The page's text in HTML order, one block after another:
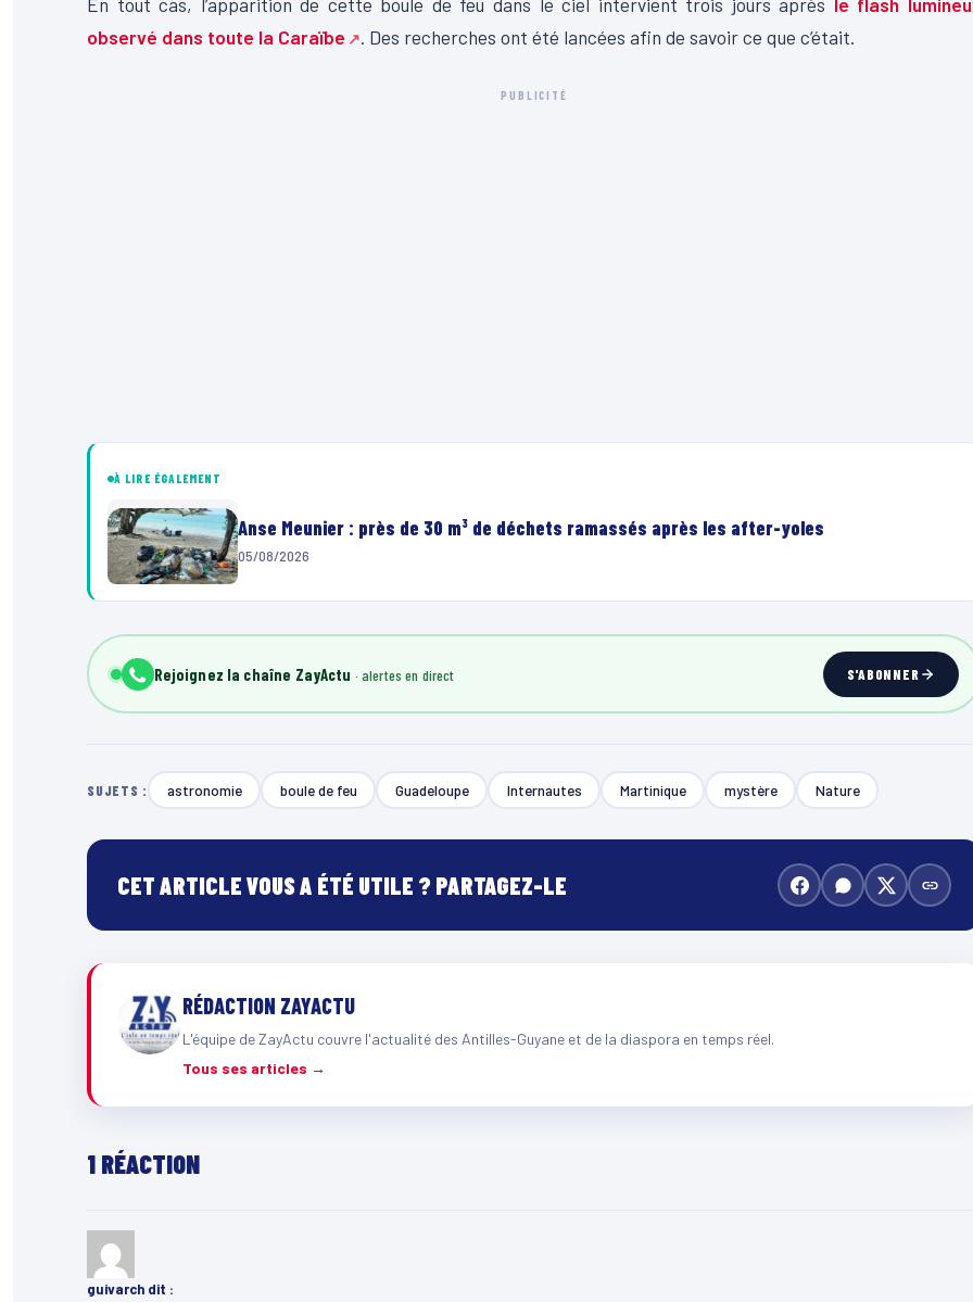
vidéo
observé dans toute la Caraïbe
. Des recherches ont été lancées afin de savoir ce que c’était.
PUBLICITÉ
À LIRE ÉGALEMENT
Anse Meunier : près de 30 m³ de déchets ramassés après les after-yoles
05/08/2026
Rejoignez la chaîne ZayActu S'ABONNER
SUJETS : astronomie boule de feu Guadeloupe Internautes Martinique mystère Nature
CET ARTICLE VOUS A ÉTÉ UTILE ? PARTAGEZ-LE
RÉDACTION ZAYACTU
L'équipe de ZayActu couvre l'actualité des Antilles-Guyane et de la diaspora en temps réel.
Tous ses articles →
1 RÉACTION
guivarch dit :